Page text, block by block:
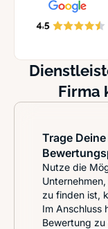
Firma
Trage
Nutze die
zu finden ist,
Im Anschluss
Bewertung